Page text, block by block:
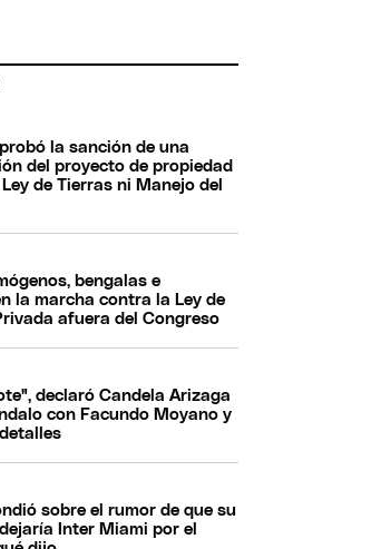
la sanción de una
del proyecto de propiedad
de Tierras ni Manejo del
bengalas e
la marcha contra la Ley de
afuera del Congreso
declaró Candela Arizaga
con Facundo Moyano y
sobre el rumor de que su
Inter Miami por el